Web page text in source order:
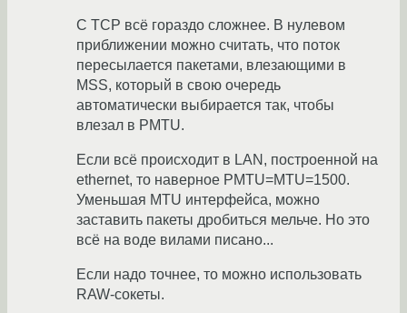
С TCP всё гораздо сложнее. В нулевом
приближении можно считать, что поток
пересылается пакетами, влезающими в
MSS, который в свою очередь
автоматически выбирается так, чтобы
влезал в PMTU.
Если всё происходит в LAN, построенной на
ethernet, то наверное PMTU=MTU=1500.
Уменьшая MTU интерфейса, можно
заставить пакеты дробиться мельче. Но это
всё на воде вилами писано...
Если надо точнее, то можно использовать
RAW-сокеты.